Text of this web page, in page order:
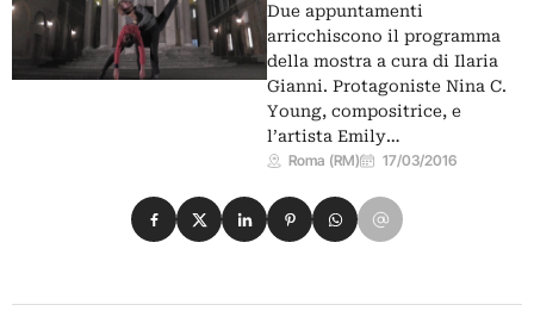
Due appuntamenti
arricchiscono il programma
della mostra a cura di Ilaria
Gianni. Protagoniste Nina C.
Young, compositrice, e
l’artista Emily…
Roma (RM) 17/03/2016
Condividi su Facebook
Condividi su X
Condividi su LinkedIn
Condividi su Pinterest
Condividi su WhatsApp
Condividi su Email